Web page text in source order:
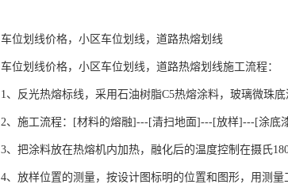
车位划线价格，小区车位划线，道路热熔划线
车位划线价格，小区车位划线，道路热熔划线施工流程：
1、反光热熔标线，采用石油树脂C5热熔涂料，玻璃微珠底
2、施工流程：[材料的熔融]---[清扫地面]---[放样]---[涂
3、把涂料放在热熔机内加热，融化后的温度控制在摄氏
4、放样位置的测量，按设计图标明的位置和图形，用测